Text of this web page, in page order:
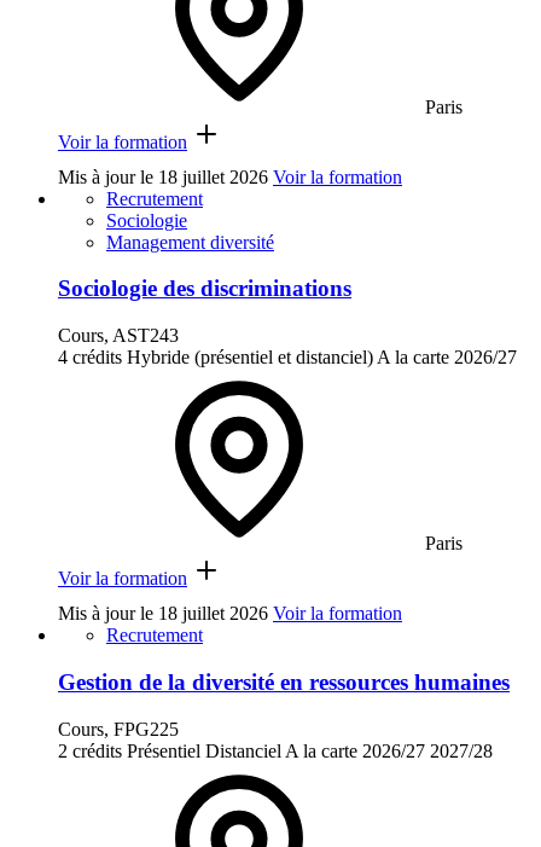
Paris
Voir la formation
Mis à jour le 18 juillet 2026 Voir la formation
Recrutement
Sociologie
Management diversité
Sociologie des discriminations
Cours, AST243
4 crédits Hybride (présentiel et distanciel) A la carte 2026/27
Paris
Voir la formation
Mis à jour le 18 juillet 2026 Voir la formation
Recrutement
Gestion de la diversité en ressources humaines
Cours, FPG225
2 crédits Présentiel Distanciel A la carte 2026/27 2027/28